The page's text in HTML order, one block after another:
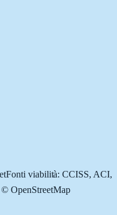
Fonti viabilità: CCISS, ACI,
OpenStreetMap